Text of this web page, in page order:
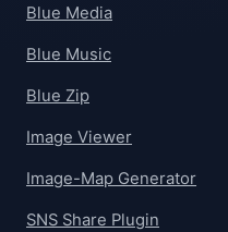
Blue Media
Blue Music
Blue Zip
Image Viewer
Image-Map Generator
SNS Share Plugin